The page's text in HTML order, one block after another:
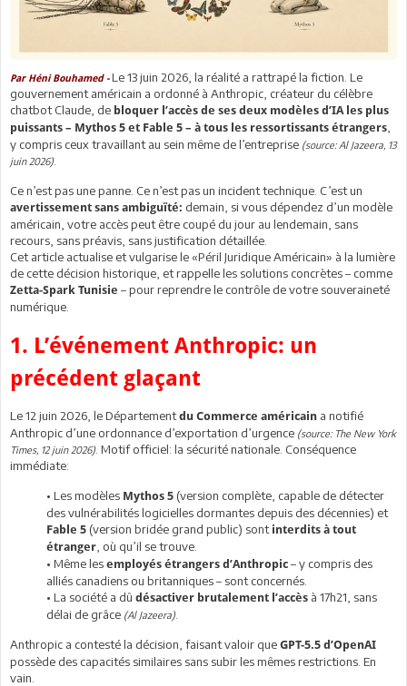
Par Héni Bouhamed -Le 13 juin 2026, la réalité a rattrapé la fiction. Le
gouvernement américain a ordonné à Anthropic, créateur du célèbre
chatbot Claude, de bloquer l’accès de ses deux modèles d’IA les plus
puissants – Mythos 5 et Fable 5 – à tous les ressortissants étrangers
y compris ceux travaillant au sein même de l’entreprise (source: Al Jazeera, 13
juin 2026)
Ce n’est pas une panne. Ce n’est pas un incident technique. C’est un
avertissement sans ambiguïté: demain, si vous dépendez d’un modèle
américain, votre accès peut être coupé du jour au lendemain, sans
recours, sans préavis, sans justification détaillée.
Cet article actualise et vulgarise le «Péril Juridique Américain» à la lumière
de cette décision historique, et rappelle les solutions concrètes – comme
Zetta-Spark Tunisie – pour reprendre le contrôle de votre souveraineté
numérique.
1. L’événement Anthropic: un
précédent glaçant
Le 12 juin 2026, le Départementdu Commerce américain a notifié
Anthropic d’une ordonnance d’exportation d’urgence (source: The New York
Times, 12 juin 2026) . Motif officiel: la sécurité nationale. Conséquence
immédiate:
• Les modèles Mythos 5 (version complète, capable de détecter
des vulnérabilités logicielles dormantes depuis des décennies) et
Fable 5 (version bridée grand public) sont interdits à tout
étranger , où qu’il se trouve.
• Même les employés étrangers d’Anthropic – y compris des
alliés canadiens ou britanniques – sont concernés.
• La société a dû désactiver brutalement l’accès à 17h21, sans
délai de grâce (Al Jazeera)
Anthropic a contesté la décision, faisant valoir que GPT-5.5 d’OpenAI
possède des capacités similaires sans subir les mêmes restrictions. En
vain.